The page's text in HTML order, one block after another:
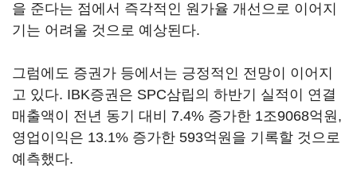
을 준다는 점에서 즉각적인 원가율 개선으로 이어지
기는 어려울 것으로 예상된다.
그럼에도 증권가 등에서는 긍정적인 전망이 이어지
고 있다. IBK증권은 SPC삼립의 하반기 실적이 연결
매출액이 전년 동기 대비 7.4% 증가한 1조9068억원,
영업이익은 13.1% 증가한 593억원을 기록할 것으로
예측했다.